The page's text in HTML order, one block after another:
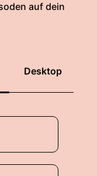
auf dein
Desktop